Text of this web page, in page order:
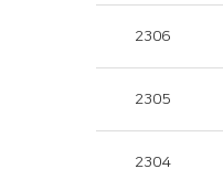
2306
2305
2304